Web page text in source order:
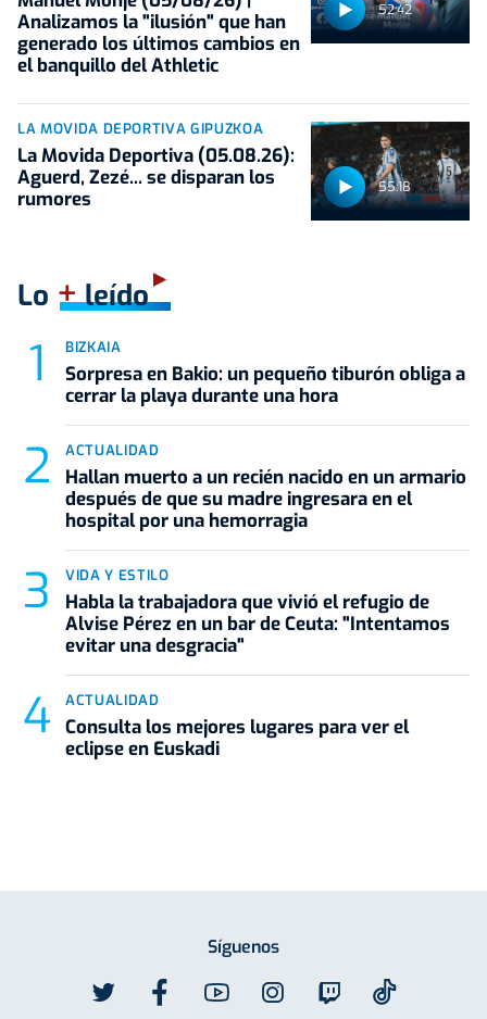
52:42
Analizamos la "ilusión" que han
generado los últimos cambios en
el banquillo del Athletic
55:18
LA MOVIDA DEPORTIVA GIPUZKOA
La Movida Deportiva (05.08.26):
Aguerd, Zezé... se disparan los
rumores
Lo +leído
BIZKAIA
Sorpresa en Bakio: un pequeño tiburón obliga a
cerrar la playa durante una hora
ACTUALIDAD
Hallan muerto a un recién nacido en un armario
después de que su madre ingresara en el
hospital por una hemorragia
VIDA Y ESTILO
Habla la trabajadora que vivió el refugio de
Alvise Pérez en un bar de Ceuta: "Intentamos
evitar una desgracia"
ACTUALIDAD
Consulta los mejores lugares para ver el
eclipse en Euskadi
Síguenos